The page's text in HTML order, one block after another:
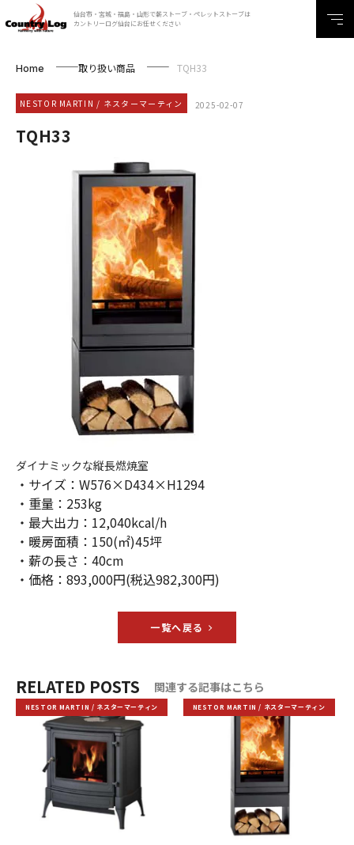
仙台市・宮城・福島・山形で薪ストーブ・ペレットストーブは
カントリーログ仙台にお任せください
Home 取り扱い商品 TQH33
NESTOR MARTIN / ネスターマーティン 2025-02-07
TQH33
ダイナミックな縦長燃焼室
・サイズ：W576×D434×H1294
・重量：253kg
・最大出力：12,040kcal/h
・暖房面積：150(㎡)45坪
・薪の長さ：40cm
・価格：893,000円(税込982,300円)
一覧へ戻る
RELATED POSTS 関連する記事はこちら
NESTOR MARTIN / ネスターマーティン NESTOR MARTIN / ネスターマーティン